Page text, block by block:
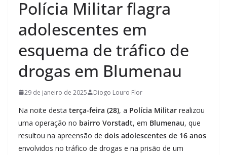
Polícia Militar flagra
adolescentes em
esquema de tráfico de
drogas em Blumenau
29 de janeiro de 2025 Diogo Louro Flor
Na noite desta terça-feira (28), a Polícia Militar realizou
uma operação no bairro Vorstadt, em Blumenau, que
resultou na apreensão de dois adolescentes de 16 anos
envolvidos no tráfico de drogas e na prisão de um